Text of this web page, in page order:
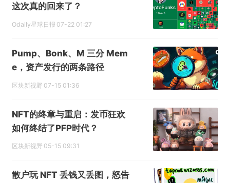
这次真的回来了？
Odaily星球日报 07-22 01:27
Pump、Bonk、M 三分 Mem
e，资产发行的两条路径
区块新视野 07-15 01:36
NFT的终章与重启：发币狂欢
如何终结了PFP时代？
区块新视野 05-15 09:31
散户玩 NFT 丢钱又丢图，怒告